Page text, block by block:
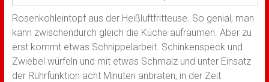
Rosenkohleintopf aus der Heißluftfritteuse. So genial, man
kann zwischendurch gleich die Küche aufräumen. Aber zu
erst kommt etwas Schnippelarbeit. Schinkenspeck und
Zwiebel würfeln und mit etwas Schmalz und unter Einsatz
der Rührfunktion acht Minuten anbraten, in der Zeit